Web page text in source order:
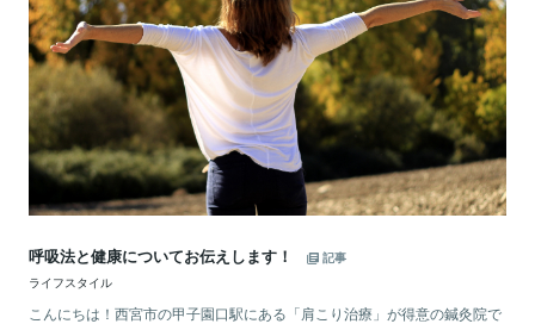
呼吸法と健康についてお伝えします！
記事
ライフスタイル
こんにちは！西宮市の甲子園口駅にある「肩こり治療」が得意の鍼灸院で